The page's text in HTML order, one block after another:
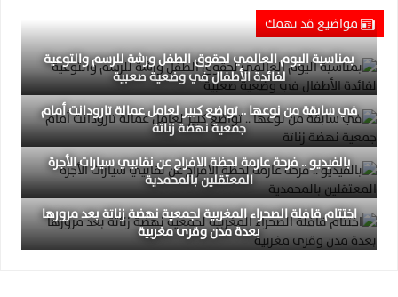
مواضيع قد تهمك
بمناسبة اليوم العالمي لحقوق الطفل ورشة للرسم والتوعية
لفائدة الأطفال في وضعية صعبية
في سابقة من نوعها .. تواضع كبير لعامل عمالة تارودانت أمام
جمعية نهضة زناتة
بالفيديو .. فرحة عارمة لحظة الافراج عن نقابيي سيارات الأجرة
المعتقلين بالمحمدية
اختتام قافلة الصحراء المغربية لجمعية نهضة زناتة بعد مرورها
بعدة مدن وقرى مغربية